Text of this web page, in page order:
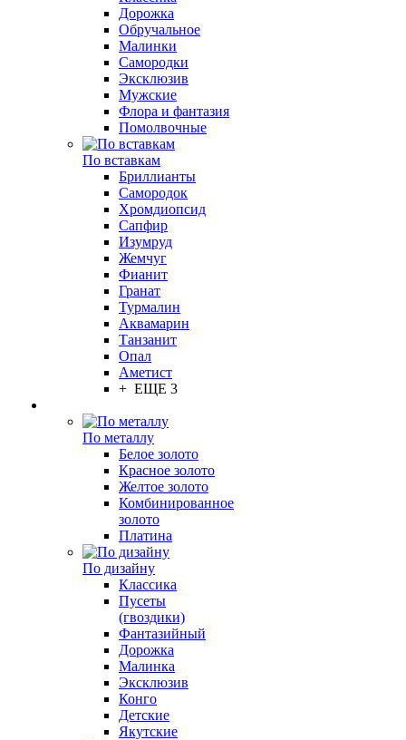
Дорожка
Обручальное
Малинки
Самородки
Эксклюзив
Мужские
Флора и фантазия
Помолвочные
По вставкам
Бриллианты
Самородок
Хромдиопсид
Сапфир
Изумруд
Жемчуг
Фианит
Гранат
Турмалин
Аквамарин
Танзанит
Опал
Аметист
+ ЕЩЕ 3
По металлу
Белое золото
Красное золото
Желтое золото
Комбинированное
золото
Платина
По дизайну
Классика
Пусеты
(гвоздики)
Фантазийный
Дорожка
Малинка
Эксклюзив
Конго
Детские
Якутские